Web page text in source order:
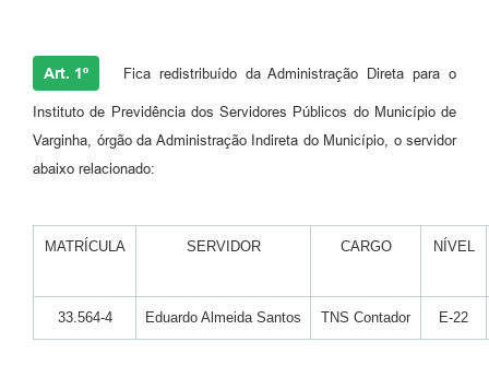
Art. 1º Fica redistribuído da Administração Direta para o
Instituto de Previdência dos Servidores Públicos do Município de
Varginha, órgão da Administração Indireta do Município, o servidor
abaixo relacionado:
MATRÍCULA SERVIDOR CARGO NÍVEL
33.564-4 Eduardo Almeida Santos TNS Contador E-22